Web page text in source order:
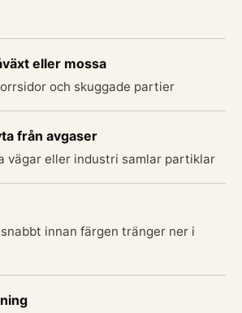
eller mossa
och skuggade partier
från avgaser
vägar eller industri samlar partiklar
innan färgen tränger ner i